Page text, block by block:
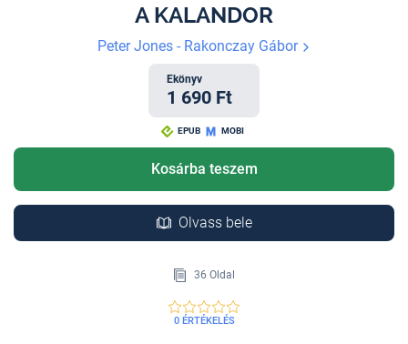
A KALANDOR
Peter Jones - Rakonczay Gábor
Ekönyv
1 690 Ft
EPUB MOBI
Kosárba teszem
Olvass bele
36 Oldal
0 ÉRTÉKELÉS